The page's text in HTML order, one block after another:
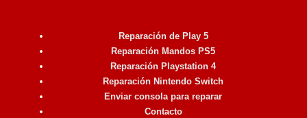
Reparación de Play 5
Reparación Mandos PS5
Reparación Playstation 4
Reparación Nintendo Switch
Enviar consola para reparar
Contacto